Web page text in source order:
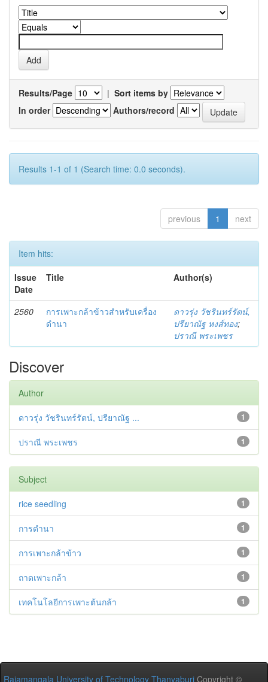
Results/Page | Sort items by
In order
Authors/record
Results 1-1 of 1 (Search time: 0.0 seconds).
previous 1 next
Item hits:
Issue
Date
Title Author(s)
2560
การเพาะกล้าข้าวสำหรับเครื่อง
ดำนา
ดาวรุ่ง วัชรินทร์รัตน์,
ปรียาณัฐ หงส์ทอง;
ปราณี พระเพชร
Discover
Author
1
ดาวรุ่ง วัชรินทร์รัตน์, ปรียาณัฐ ...
1
ปราณี พระเพชร
Subject
1
rice seedling
1
การดำนา
1
การเพาะกล้าข้าว
1
ถาดเพาะกล้า
1
เทคโนโลยีการเพาะต้นกล้า
Rajamangala University of Technology Thanyaburi Copyright ©